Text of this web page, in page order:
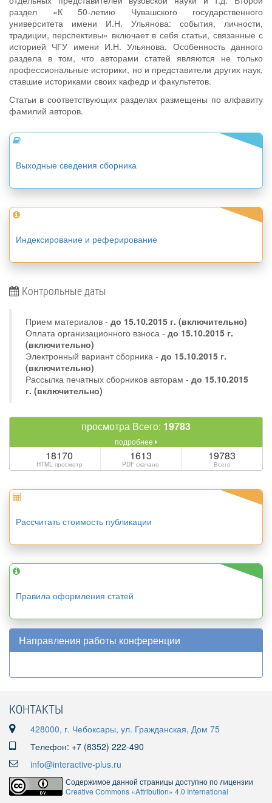
раздел «К 50-летию Чувашского государственного
университета имени И.Н. Ульянова: события, личности,
традиции, перспективы» включает в себя статьи, связанные с
историей ЧГУ имени И.Н. Ульянова. Особенность данного
раздела в том, что авторами статей являются не только
профессиональные историки, но и представители других наук,
ставшие историками своих кафедр и факультетов.
Статьи в соответствующих разделах размещены по алфавиту
фамилий авторов.
Выходные сведения сборника
Индексирование и реферирование
Контрольные даты
Прием материалов - до 15.10.2015 г. (включительно)
Оплата организационного взноса - до 15.10.2015 г.
(включительно)
Электронный вариант сборника - до 15.10.2015 г.
(включительно)
Рассылка печатных сборников авторам - до 15.10.2015
г. (включительно)
просмотра Всего: 19783
подробнее
18170
HTML просмотр
1613
PDF скачано
19783
Всего
Рассчитать стоимость публикации
Правила оформления статей
Направления работы конференции
КОНТАКТЫ
428000, г. Чебоксары, ул. Гражданская, Дом 75
Телефон: +7 (8352) 222-490
info@interactive-plus.ru
Содержимое данной страницы доступно по лицензии
Creative Commons «Attribution» 4.0 International